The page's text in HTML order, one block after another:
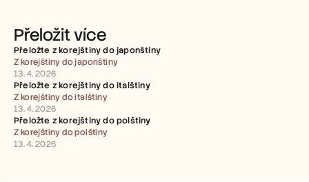
Přeložit více
Přeložte z korejštiny do japonštiny
Z korejštiny do japonštiny
13. 4. 2026
Přeložte z korejštiny do italštiny
Z korejštiny do italštiny
13. 4. 2026
Přeložte z korejštiny do polštiny
Z korejštiny do polštiny
13. 4. 2026